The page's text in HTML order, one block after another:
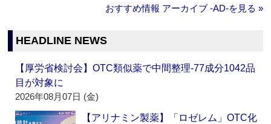
おすすめ情報 アーカイブ ‐AD‐を見る »
HEADLINE NEWS
【厚労省検討会】OTC類似薬で中間整理‐77成分1042品
目が対象に
2026年08月07日 (金)
【アリナミン製薬】「ロゼレム」OTC化